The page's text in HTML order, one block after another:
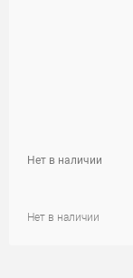
Нет в наличии
Нет в наличии